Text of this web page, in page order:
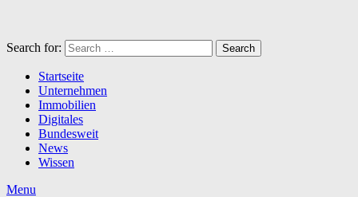
Search for: Search
Startseite
Unternehmen
Immobilien
Digitales
Bundesweit
News
Wissen
Menu